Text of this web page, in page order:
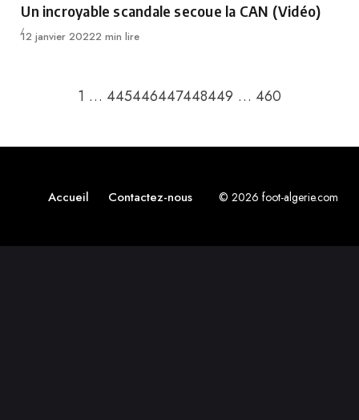
Un incroyable scandale secoue la CAN (Vidéo)
Publié
12 janvier 20222 min lire
Retour à la page précédente
1 … 445446447448449 … 460
Accueil Contactez-nous © 2026 foot-algerie.com